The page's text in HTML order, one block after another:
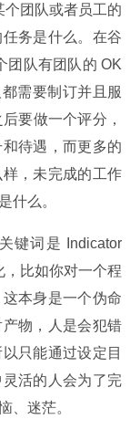
团队或者员工的
务是什么。在谷
团队有团队的 OK
需要制订并且服
要做一个评分，
待遇，而更多的
，未完成的工作
什么。
键词是 Indicator
比如你对一个程
本身是一个伪命
物，人是会犯错
只能通过设定目
活的人会为了完
、迷茫。